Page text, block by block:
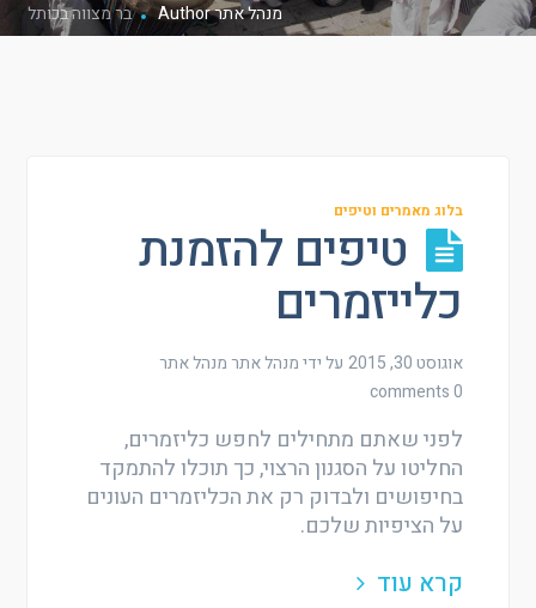
בר מצווה בכותל Author מנהל אתר
בלוג מאמרים וטיפים
טיפים להזמנת
כלייזמרים
אוגוסט 30, 2015 על ידי מנהל אתרמנהל אתר
0 comments
לפני שאתם מתחילים לחפש כליזמרים,
החליטו על הסגנון הרצוי, כך תוכלו להתמקד
בחיפושים ולבדוק רק את הכליזמרים העונים
על הציפיות שלכם.
קרא עוד